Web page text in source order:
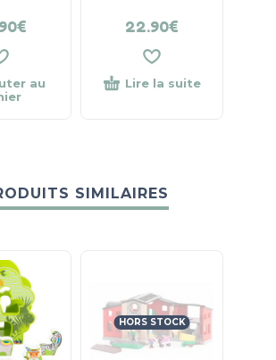
€
au
22.90€
Lire la suite
SIMILAIRES
HORS STOCK